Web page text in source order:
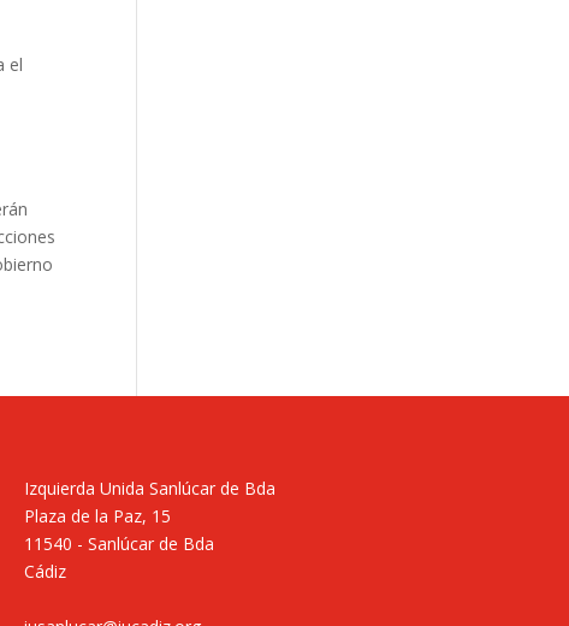
el
Izquierda Unida Sanlúcar de Bda
Plaza de la Paz, 15
11540 - Sanlúcar de Bda
Cádiz